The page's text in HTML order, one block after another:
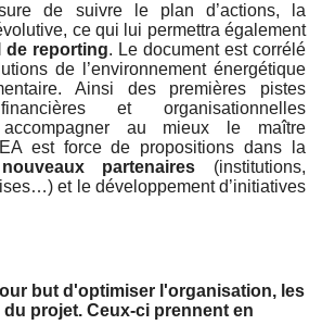
de suivre le plan d’actions, la
ce qui lui permettra également
de reporting. Le document est corrélé
de l’environnement énergétique
Ainsi des premières pistes
et organisationnelles
au mieux le maître
est force de propositions dans la
nouveaux partenaires (institutions,
et le développement d’initiatives
but d'optimiser l'organisation, les
projet. Ceux-ci prennent en